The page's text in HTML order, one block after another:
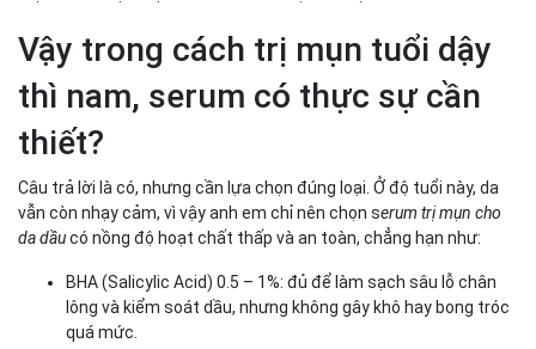
Vậy trong cách trị mụn tuổi dậy
thì nam, serum có thực sự cần
thiết?
Câu trả lời là có, nhưng cần lựa chọn đúng loại. Ở độ tuổi này, da
vẫn còn nhạy cảm, vì vậy anh em chỉ nên chọn serum trị mụn cho
da dầucó nồng độ hoạt chất thấp và an toàn, chẳng hạn như:
BHA (Salicylic Acid) 0.5 – 1%: đủ để làm sạch sâu lỗ chân
lông và kiểm soát dầu, nhưng không gây khô hay bong tróc
quá mức.